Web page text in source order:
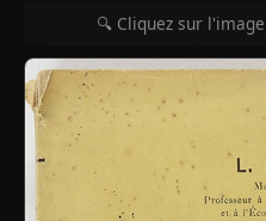
🔍 Cliquez sur